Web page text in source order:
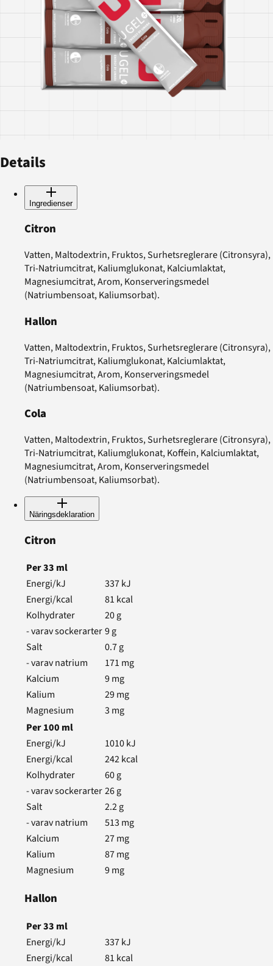
Details
Ingredienser
Citron
Vatten, Maltodextrin, Fruktos, Surhetsreglerare (Citronsyra),
Tri-Natriumcitrat, Kaliumglukonat, Kalciumlaktat,
Magnesiumcitrat, Arom, Konserveringsmedel
(Natriumbensoat, Kaliumsorbat).
Hallon
Vatten, Maltodextrin, Fruktos, Surhetsreglerare (Citronsyra),
Tri-Natriumcitrat, Kaliumglukonat, Kalciumlaktat,
Magnesiumcitrat, Arom, Konserveringsmedel
(Natriumbensoat, Kaliumsorbat).
Cola
Vatten, Maltodextrin, Fruktos, Surhetsreglerare (Citronsyra),
Tri-Natriumcitrat, Kaliumglukonat, Koffein, Kalciumlaktat,
Magnesiumcitrat, Arom, Konserveringsmedel
(Natriumbensoat, Kaliumsorbat).
Näringsdeklaration
Citron
Per33 ml
Energi/kJ
337kJ
Energi/kcal
81 kcal
Kolhydrater
20g
- varav sockerarter9g
Salt
0.7g
- varav natrium
171 mg
Kalcium
9mg
Kalium
29mg
Magnesium
3 mg
Per100 ml
Energi/kJ
1010kJ
Energi/kcal
242kcal
Kolhydrater
60g
- varav sockerarter26g
Salt
2.2g
- varav natrium
513 mg
Kalcium
27mg
Kalium
87mg
Magnesium
9mg
Hallon
Per33 ml
Energi/kJ
337kJ
Energi/kcal
81 kcal